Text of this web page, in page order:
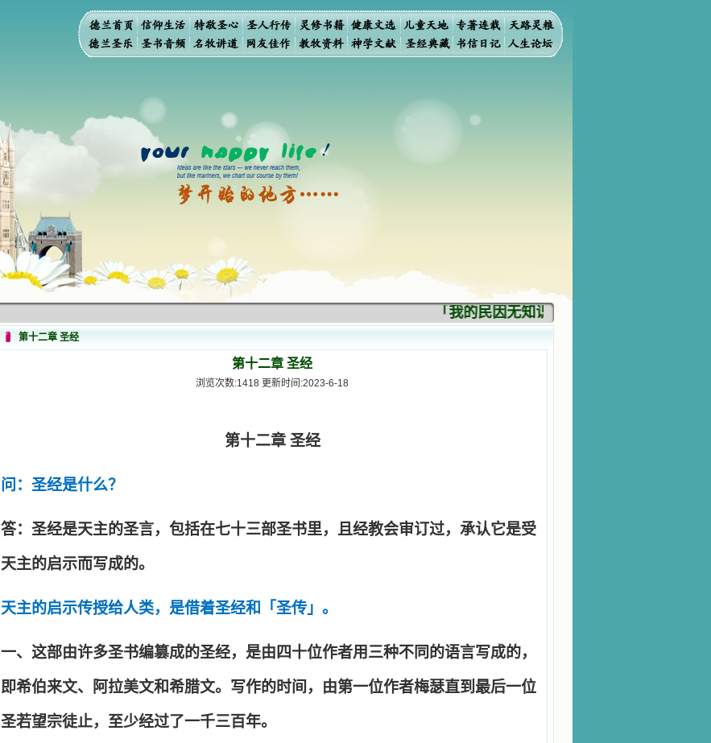
「我的民因无知识而灭亡。你弃掉知识，我
第十二章 圣经
第十二章 圣经
浏览次数:1418 更新时间:2023-6-18
第十二章 圣经
问：圣经是什么？
答：圣经是天主的圣言，包括在七十三部圣书里，且经教会审订过，承认它是受
天主的启示而写成的。
天主的启示传授给人类，是借着圣经和「圣传」。
一、这部由许多圣书编篡成的圣经，是由四十位作者用三种不同的语言写成的，
即希伯来文、阿拉美文和希腊文。写作的时间，由第一位作者梅瑟直到最后一位
圣若望宗徒止，至少经过了一千三百年。